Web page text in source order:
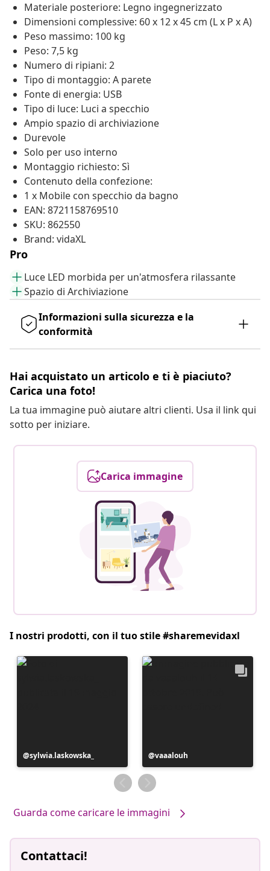
Materiale posteriore: Legno ingegnerizzato
Dimensioni complessive: 60 x 12 x 45 cm (L x P x A)
Peso massimo: 100 kg
Peso: 7,5 kg
Numero di ripiani: 2
Tipo di montaggio: A parete
Fonte di energia: USB
Tipo di luce: Luci a specchio
Ampio spazio di archiviazione
Durevole
Solo per uso interno
Montaggio richiesto: Sì
Contenuto della confezione:
1 x Mobile con specchio da bagno
EAN: 8721158769510
SKU: 862550
Brand: vidaXL
Pro
Luce LED morbida per un'atmosfera rilassante
Spazio di Archiviazione
Informazioni sulla sicurezza e la
conformità
Hai acquistato un articolo e ti è piaciuto?
Carica una foto!
La tua immagine può aiutare altri clienti. Usa il link qui
sotto per iniziare.
Carica immagine
I nostri prodotti, con il tuo stile #sharemevidaxl
Post
pubblicato
sylwia.laskowska_
Post
pubblicato
da
vaaalouh
Guarda come caricare le immagini
Contattaci!